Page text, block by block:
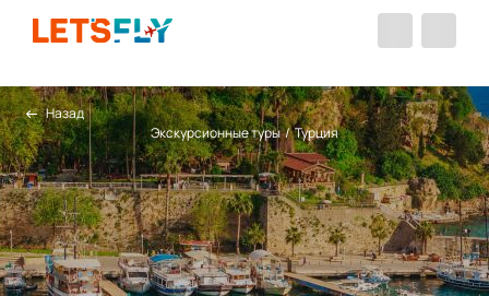
Назад
Экскурсионные туры / Турция